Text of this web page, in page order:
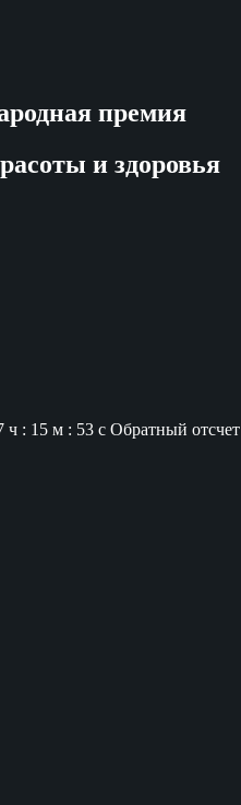
премия
и здоровья
ч : 15 м : 52 с Обратный отсчет